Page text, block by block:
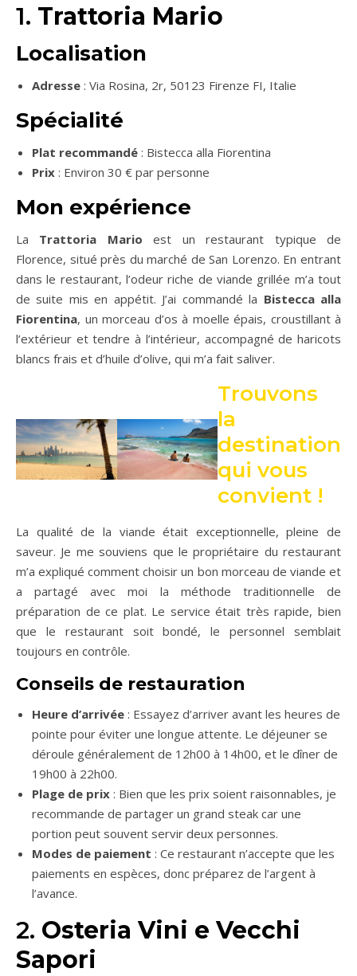
1. Trattoria Mario
Localisation
Adresse : Via Rosina, 2r, 50123 Firenze FI, Italie
Spécialité
Plat recommandé : Bistecca alla Fiorentina
Prix : Environ 30 € par personne
Mon expérience
La Trattoria Mario est un restaurant typique de
Florence, situé près du marché de San Lorenzo. En entrant
dans le restaurant, l’odeur riche de viande grillée m’a tout
de suite mis en appétit. J’ai commandé la Bistecca alla
Fiorentina, un morceau d’os à moelle épais, croustillant à
l’extérieur et tendre à l’intérieur, accompagné de haricots
blancs frais et d’huile d’olive, qui m’a fait saliver.
Trouvons
la
destination
qui vous
convient !
La qualité de la viande était exceptionnelle, pleine de
saveur. Je me souviens que le propriétaire du restaurant
m’a expliqué comment choisir un bon morceau de viande et
a partagé avec moi la méthode traditionnelle de
préparation de ce plat. Le service était très rapide, bien
que le restaurant soit bondé, le personnel semblait
toujours en contrôle.
Conseils de restauration
Heure d’arrivée : Essayez d’arriver avant les heures de
pointe pour éviter une longue attente. Le déjeuner se
déroule généralement de 12h00 à 14h00, et le dîner de
19h00 à 22h00.
Plage de prix : Bien que les prix soient raisonnables, je
recommande de partager un grand steak car une
portion peut souvent servir deux personnes.
Modes de paiement : Ce restaurant n’accepte que les
paiements en espèces, donc préparez de l’argent à
l’avance.
2. Osteria Vini e Vecchi
Sapori